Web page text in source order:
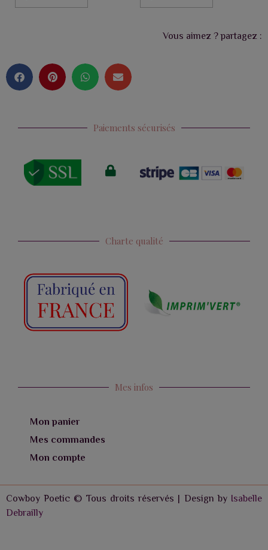
Vous aimez ? partagez :
Paiements sécurisés
Charte qualité
Mes infos
Mon panier
Mes commandes
Mon compte
Cowboy Poetic © Tous droits réservés | Design by Isabelle
Debrailly